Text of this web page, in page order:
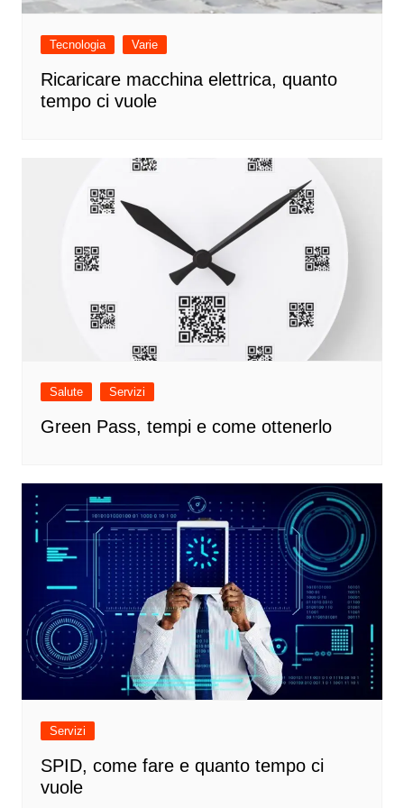
Tecnologia Varie
Ricaricare macchina elettrica, quanto
tempo ci vuole
Salute Servizi
Green Pass, tempi e come ottenerlo
Servizi
SPID, come fare e quanto tempo ci
vuole